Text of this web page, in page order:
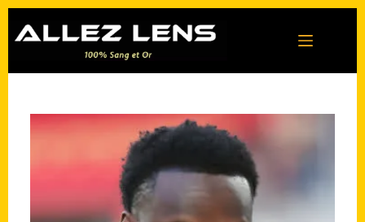
contenu